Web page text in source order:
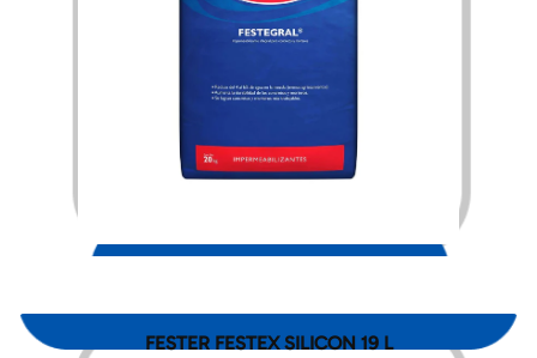
FESTER FESTEX SILICON 19 L